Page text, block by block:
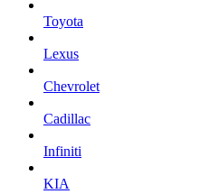
Toyota
Lexus
Chevrolet
Cadillac
Infiniti
KIA